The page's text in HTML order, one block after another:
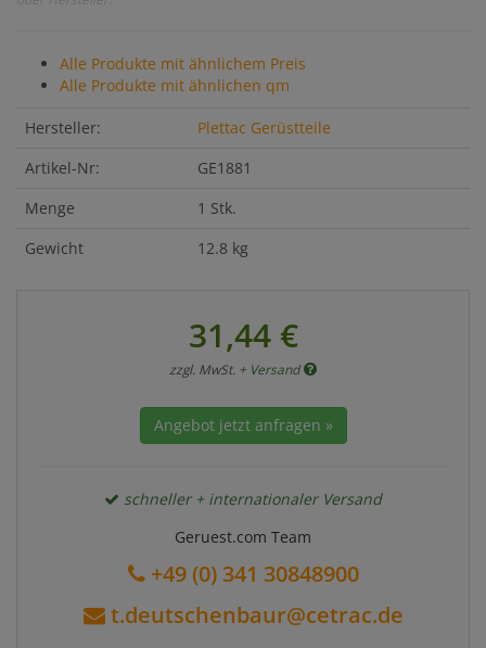
Alle Produkte mit ähnlichem Preis
Alle Produkte mit ähnlichen qm
Hersteller:
Plettac Gerüstteile
Artikel-Nr:
GE1881
Menge
1 Stk.
Gewicht
12.8 kg
31,44 €
zzgl. MwSt. + Versand
Angebot jetzt anfragen »
schneller + internationaler Versand
Geruest.com Team
+49 (0) 341 30848900
t.deutschenbaur@cetrac.de